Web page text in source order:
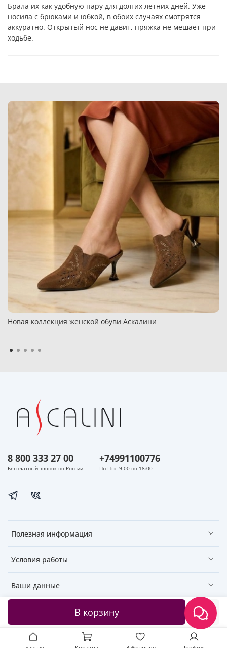
В корзину
Брала их как удобную пару для долгих летних дней. Уже
носила с брюками и юбкой, в обоих случаях смотрятся
аккуратно. Открытый нос не давит, пряжка не мешает при
ходьбе.
Новая коллекция женской обуви Аскалини
Полезная информация
Условия работы
Ваши данные
8 800 333 27 00
Бесплатный звонок по России
+74991100776
Пн-Пт:с 9:00 по 18:00